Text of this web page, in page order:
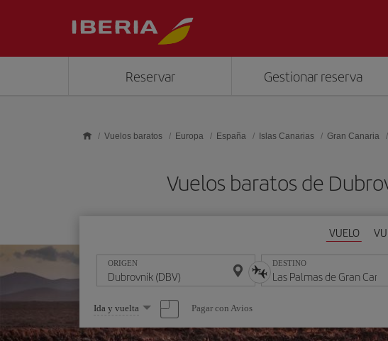
Reservar Gestionar reserva
Vuelos baratos Europa España Islas Canarias Gran Canaria
Vuelos baratos de
VUELO
ORIGEN DESTINO
Seleccione
una
opción
Ida y vuelta Pagar con Avios